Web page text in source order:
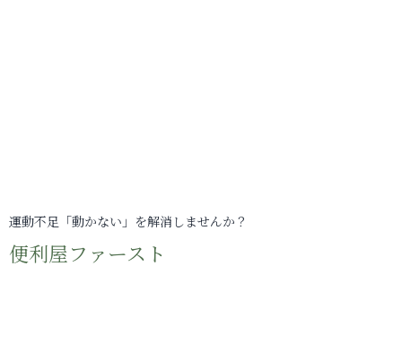
運動不足「動かない」を解消しませんか？
便利屋ファースト